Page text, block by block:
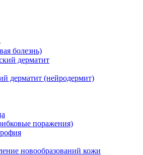
болезнь)
дерматит
дерматит (нейродермит)
поражения)